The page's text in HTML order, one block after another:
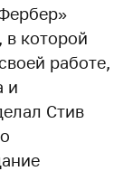
в которой
работе,
и
Стив